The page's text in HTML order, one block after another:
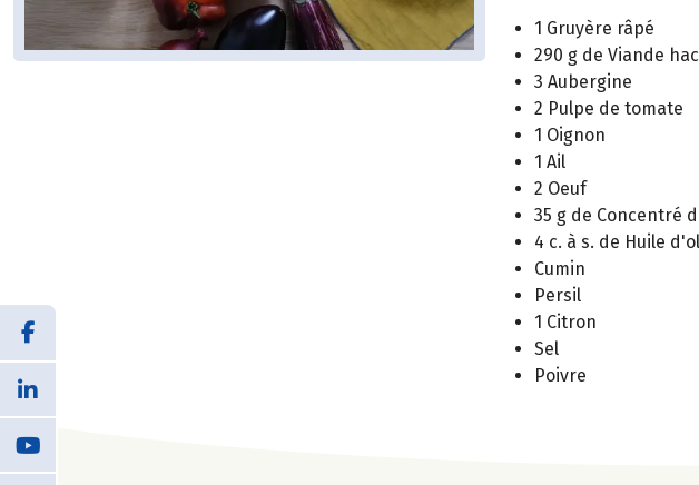
1 Gruyère râpé
290 g de Viande
3 Aubergine
2 Pulpe de tomate
1 Oignon
1 Ail
2 Oeuf
35 g de Concentré
4 c. à s. de Huile
Cumin
Persil
1 Citron
Sel
Poivre